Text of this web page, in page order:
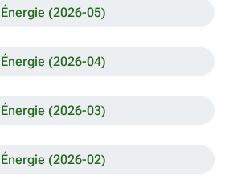
Énergie (2026-05)
Énergie (2026-04)
Énergie (2026-03)
Énergie (2026-02)